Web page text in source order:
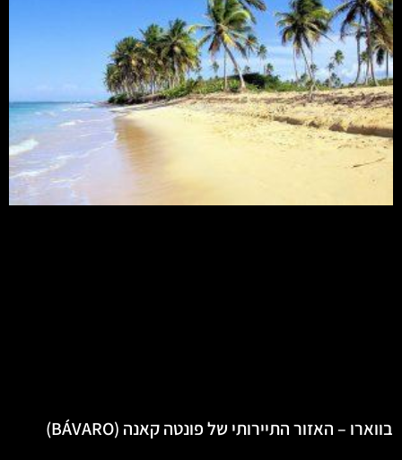
בווארו – האזור התיירותי של פונטה קאנה (BÁVARO)